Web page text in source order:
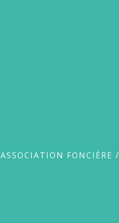
ASSOCIATION FONCIÈRE /